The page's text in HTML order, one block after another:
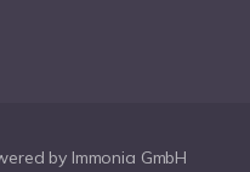
by Immonia GmbH